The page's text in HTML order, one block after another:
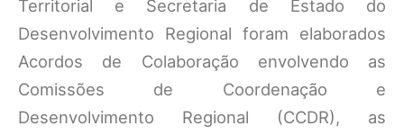
Territorial e Secretaria de Estado do
Desenvolvimento Regional foram elaborados
Acordos de Colaboração envolvendo as
Comissões de Coordenação e
Desenvolvimento Regional (CCDR), as